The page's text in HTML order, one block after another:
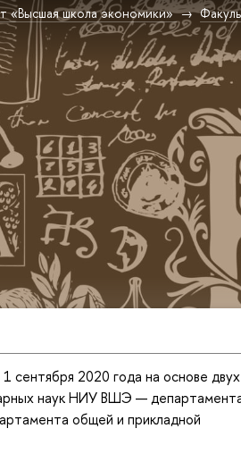
«Высшая школа экономики»
сентября 2020 года на основе двух
наук НИУ ВШЭ —
общей и прикладной